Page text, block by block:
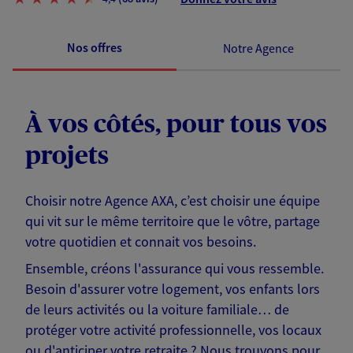
Nos offres Notre Agence
À vos côtés, pour tous vos
projets
Choisir notre Agence AXA, c’est choisir une équipe
qui vit sur le même territoire que le vôtre, partage
votre quotidien et connait vos besoins.
Ensemble, créons l'assurance qui vous ressemble.
Besoin d'assurer votre logement, vos enfants lors
de leurs activités ou la voiture familiale… de
protéger votre activité professionnelle, vos locaux